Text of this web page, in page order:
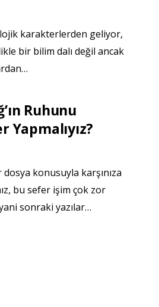
karakterlerden geliyor,
bir bilim dalı değil ancak
Ruhunu
Yapmalıyız?
konusuyla karşınıza
bu sefer işim çok zor
sonraki yazılar…